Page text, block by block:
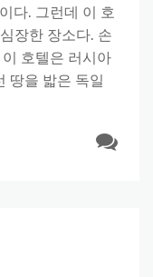
다. 그런데 이 호
장한 장소다. 손
호텔은 러시아
땅을 밟은 독일